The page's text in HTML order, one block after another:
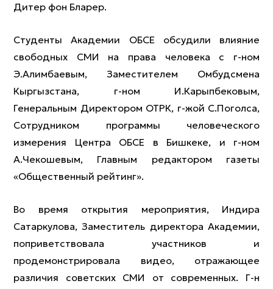
Дитер фон Бларер.
Студенты Академии ОБСЕ обсудили влияние
свободных СМИ на права человека с г-ном
Э.Алимбаевым, Заместителем Омбудсмена
Кыргызстана, г-ном И.Карыпбековым,
Генеральным Директором ОТРК, г-жой С.Поголса,
Сотрудником программы человеческого
измерения Центра ОБСЕ в Бишкеке, и г-ном
А.Чекошевым, Главным редактором газеты
«Общественный рейтинг».
Во время открытия мероприятия, Индира
Сатаркулова, Заместитель директора Академии,
поприветствовала участников и
продемонстрировала видео, отражающее
различия советских СМИ от современных. Г-н